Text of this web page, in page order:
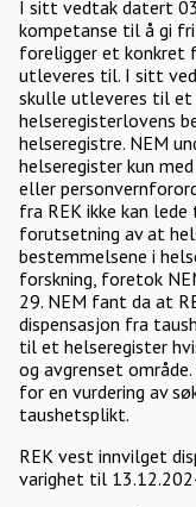
I sitt vedtak datert
kompetanse til å gi
foreligger et konkret
utleveres til. I sitt
skulle utleveres til et
helseregisterlovens
helseregistre. NEM
helseregister kun
eller
fra REK ikke kan
forutsetning av at
bestemmelsene i
forskning, foretok
29. NEM fant da at
dispensasjon fra
til et helseregister
og avgrenset
for en vurdering av
taushetsplikt.
REK vest innvilget
varighet til